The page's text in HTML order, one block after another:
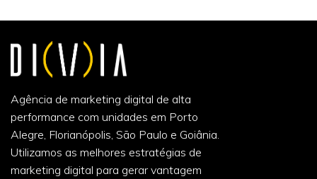
Agência de marketing digital de alta
performance com unidades em Porto
Alegre, Florianópolis, São Paulo e Goiânia.
Utilizamos as melhores estratégias de
marketing digital para gerar vantagem